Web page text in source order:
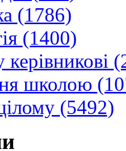
(1786)
(1400)
школою
(5492)